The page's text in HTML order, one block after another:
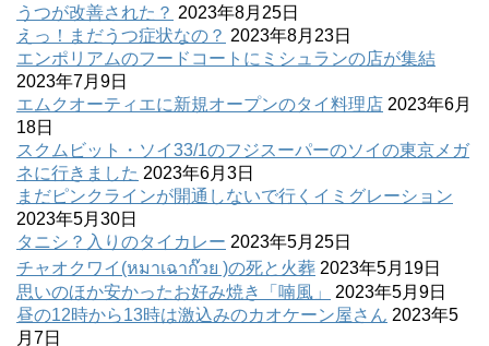
うつが改善された？ 2023年8月25日
えっ！まだうつ症状なの？ 2023年8月23日
エンポリアムのフードコートにミシュランの店が集結
2023年7月9日
エムクオーティエに新規オープンのタイ料理店 2023年6月
18日
スクムビット・ソイ33/1のフジスーパーのソイの東京メガ
ネに行きました 2023年6月3日
まだピンクラインが開通しないで行くイミグレーション
2023年5月30日
タニシ？入りのタイカレー 2023年5月25日
チャオクワイ(หมาเฉาก๊วย )の死と火葬 2023年5月19日
思いのほか安かったお好み焼き「喃風」
2023年5月9日
昼の12時から13時は激込みのカオケーン屋さん 2023年5
月7日